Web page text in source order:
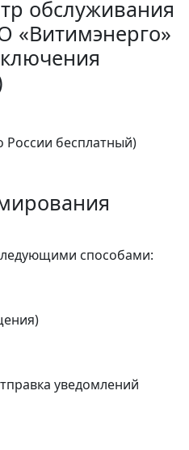
обслуживания
«Витимэнерго»
России бесплатный)
способами:
уведомлений